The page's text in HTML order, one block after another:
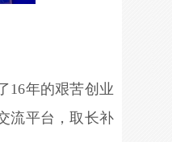
16年的艰苦创业
流平台，取长补